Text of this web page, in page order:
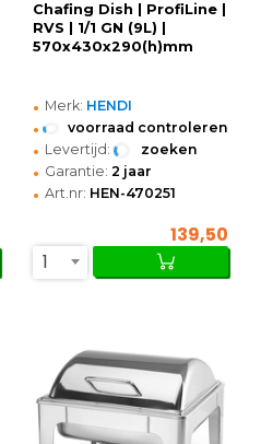
Chafing Dish | ProfiLine |
RVS | 1/1 GN (9L) |
570x430x290(h)mm
• Merk: HENDI
• voorraad controleren
• Levertijd: zoeken
• Garantie: 2 jaar
• Art.nr: HEN-470251
139,50
1